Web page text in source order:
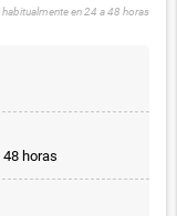
en 24 a 48 horas
horas